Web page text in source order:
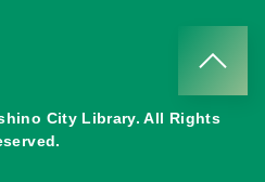
City Library. All Rights